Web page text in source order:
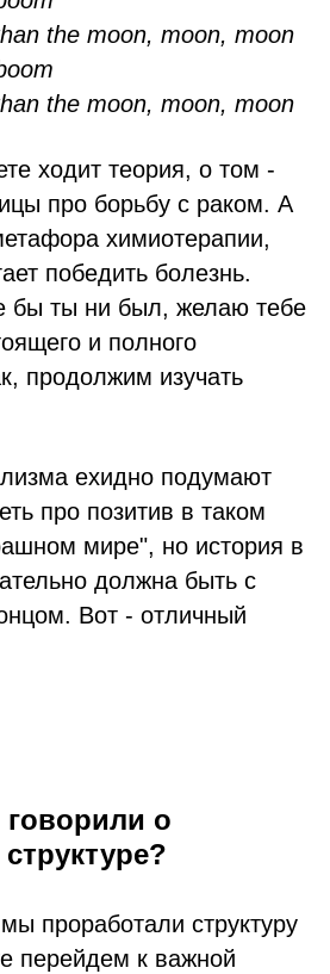
the moon, moon, moon
the moon, moon, moon
ходит теория, о том -
про борьбу с раком. А
химиотерапии,
победить болезнь.
бы ты ни был, желаю тебе
и полного
продолжим изучать
ехидно подумают
про позитив в таком
мире", но история в
должна быть с
Вот - отличный
о
проработали структуру
перейдем к важной